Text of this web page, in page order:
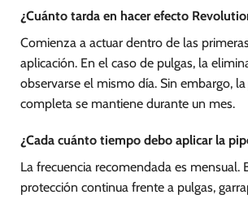
¿Cuánto tarda en hacer efecto
Comienza a actuar dentro de las
aplicación. En el caso de pulgas, la
observarse el mismo día. Sin embargo,
completa se mantiene durante un mes.
¿Cada cuánto tiempo debo aplicar la
La frecuencia recomendada es mensual.
protección continua frente a pulgas,